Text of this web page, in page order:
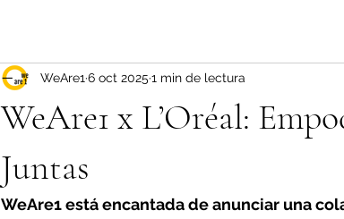
WeAre1 x L’Oréal:
Juntas
WeAre1 6 oct 2025 1 min de lectura
WeAre1 está encantada de anunciar una